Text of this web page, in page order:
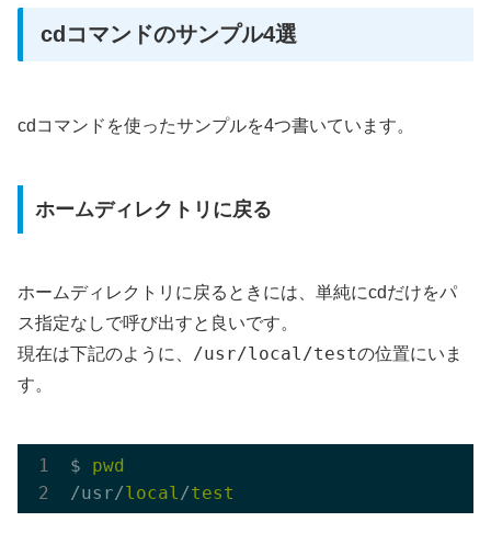
cdコマンドのサンプル4選
cdコマンドを使ったサンプルを4つ書いています。
ホームディレクトリに戻る
ホームディレクトリに戻るときには、単純にcdだけをパ
ス指定なしで呼び出すと良いです。
現在は下記のように、 /usr/local/testの位置にいま
す。
$ pwd
/usr/local /test